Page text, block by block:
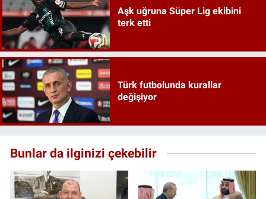
Aşk uğruna Süper Lig ekibini
terk etti
Türk futbolunda kurallar
değişiyor
Bunlar da ilginizi çekebilir